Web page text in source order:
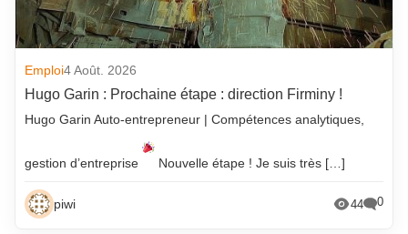
Emploi4 Août. 2026
Hugo Garin : Prochaine étape : direction Firminy !
Hugo Garin Auto-entrepreneur | Compétences analytiques,
gestion d’entreprise Nouvelle étape ! Je suis très […]
piwi 44 0